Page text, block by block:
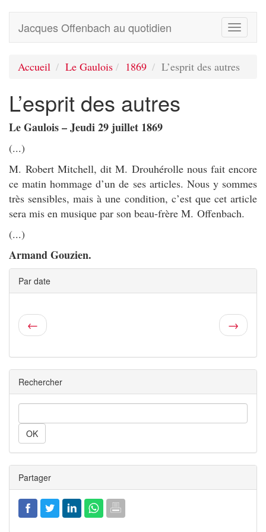
Toggle
Jacques Offenbach au quotidien
Accueil Le Gaulois 1869 L’esprit des autres
L’esprit des autres
Le Gaulois – Jeudi 29 juillet 1869
(...)
M. Robert Mitchell, dit M. Drouhérolle nous fait encore
ce matin hommage d’un de ses articles. Nous y sommes
très sensibles, mais à une condition, c’est que cet article
sera mis en musique par son beau-frère M. Offenbach.
(...)
Armand Gouzien.
Par date
← →
Rechercher
Partager